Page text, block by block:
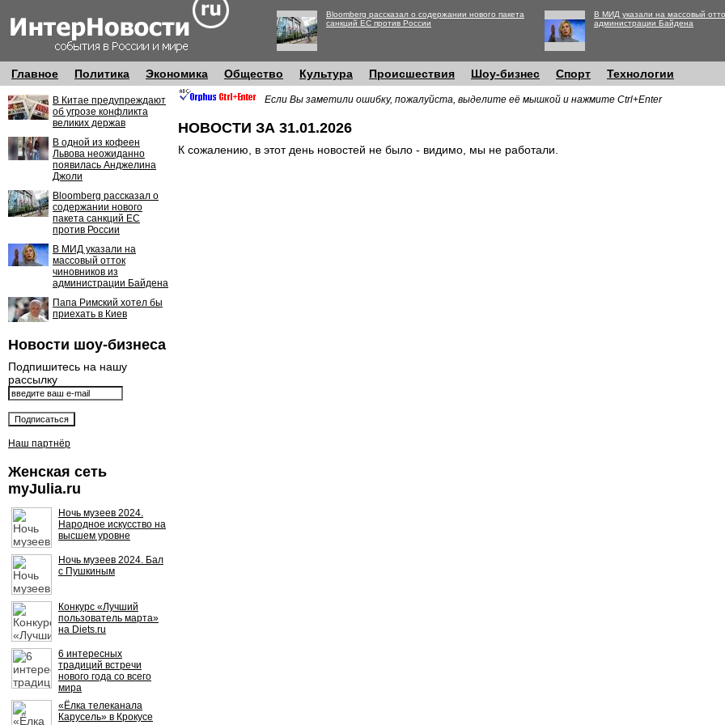
Bloomberg рассказал о содержании нового пакета
санкций ЕС против России
В МИД указали на массовый
администрации Байдена
Главное Политика Экономика Общество Культура Происшествия Шоу-бизнес Спорт Технологии
В Китае предупреждают
об угрозе конфликта
великих держав
В одной из кофеен
Львова неожиданно
появилась Анджелина
Джоли
Bloomberg рассказал о
содержании нового
пакета санкций ЕС
против России
В МИД указали на
массовый отток
чиновников из
администрации Байдена
Папа Римский хотел бы
приехать в Киев
Новости шоу-бизнеса
Подпишитесь на нашу
рассылку
Наш партнёр
Женская сеть
myJulia.ru
Ночь музеев 2024.
Народное искусство на
высшем уровне
Ночь музеев 2024. Бал
с Пушкиным
Конкурс «Лучший
пользователь марта»
на Diets.ru
6 интересных
традиций встречи
нового года со всего
мира
«Ёлка телеканала
Карусель» в Крокусе
Если Вы заметили ошибку, пожалуйста, выделите её мышкой и нажмите Ctrl+Enter
НОВОСТИ ЗА 31.01.2026
К сожалению, в этот день новостей не было - видимо, мы не работали.